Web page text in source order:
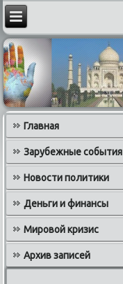
Главная
Зарубежные события
Новости политики
Деньги и финансы
Мировой кризис
Архив записей